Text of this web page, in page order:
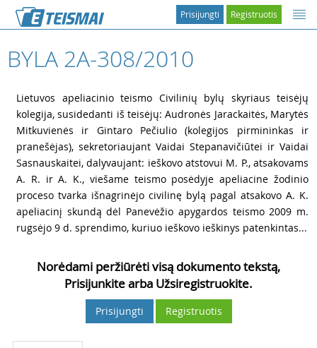
Registruotis
Prisijungti
BYLA 2A-308/2010
Lietuvos apeliacinio teismo Civilinių bylų skyriaus teisėjų
kolegija, susidedanti iš teisėjų: Audronės Jarackaitės, Marytės
Mitkuvienės ir Gintaro Pečiulio (kolegijos pirmininkas ir
pranešėjas), sekretoriaujant Vaidai Stepanavičiūtei ir Vaidai
Sasnauskaitei, dalyvaujant: ieškovo atstovui M. P., atsakovams
A. R. ir A. K., viešame teismo posėdyje apeliacine žodinio
proceso tvarka išnagrinėjo civilinę bylą pagal atsakovo A. K.
apeliacinį skundą dėl Panevėžio apygardos teismo 2009 m.
rugsėjo 9 d. sprendimo, kuriuo ieškovo ieškinys patenkintas...
Norėdami peržiūrėti visą dokumento tekstą,
Prisijunkite arba Užsiregistruokite.
Prisijungti Registruotis